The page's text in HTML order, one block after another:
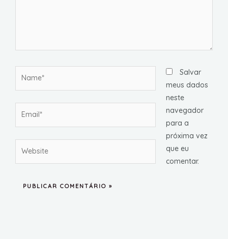
Salvar
meus dados
neste
navegador
para a
próxima vez
que eu
comentar.